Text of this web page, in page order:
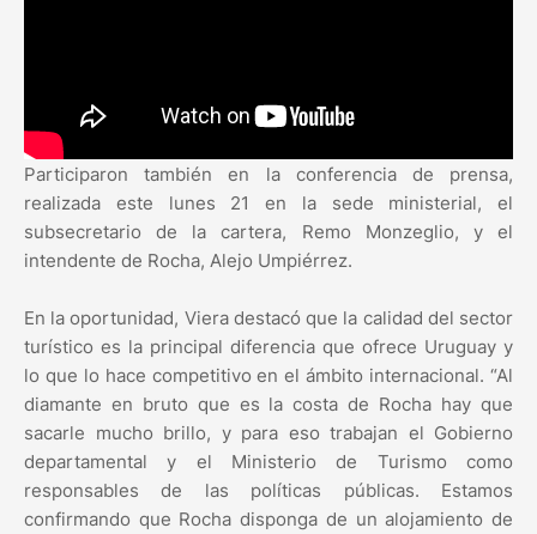
Participaron también en la conferencia de prensa,
realizada este lunes 21 en la sede ministerial, el
subsecretario de la cartera, Remo Monzeglio, y el
intendente de Rocha, Alejo Umpiérrez.
En la oportunidad, Viera destacó que la calidad del sector
turístico es la principal diferencia que ofrece Uruguay y
lo que lo hace competitivo en el ámbito internacional. “Al
diamante en bruto que es la costa de Rocha hay que
sacarle mucho brillo, y para eso trabajan el Gobierno
departamental y el Ministerio de Turismo como
responsables de las políticas públicas. Estamos
confirmando que Rocha disponga de un alojamiento de